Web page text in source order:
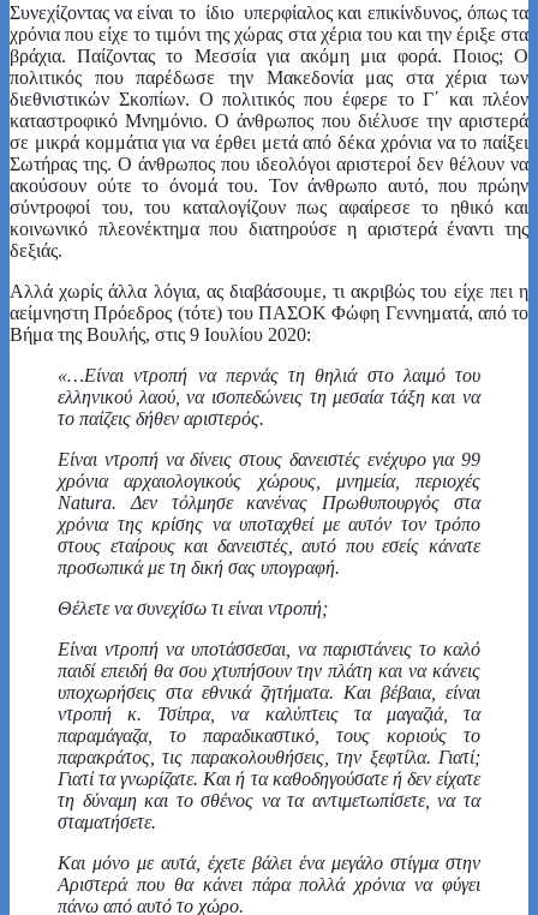
Συνεχίζοντας να είναι το ίδιο υπερφίαλος και επικίνδυνος, όπως τα
χρόνια που είχε το τιμόνι της χώρας στα χέρια του και την έριξε στα
βράχια. Παίζοντας το Μεσσία για ακόμη μια φορά. Ποιος; Ο
πολιτικός που παρέδωσε την Μακεδονία μας στα χέρια των
διεθνιστικών Σκοπίων. Ο πολιτικός που έφερε το Γ΄ και πλέον
καταστροφικό Μνημόνιο. Ο άνθρωπος που διέλυσε την αριστερά
σε μικρά κομμάτια για να έρθει μετά από δέκα χρόνια να το παίξει
Σωτήρας της. Ο άνθρωπος που ιδεολόγοι αριστεροί δεν θέλουν να
ακούσουν ούτε το όνομά του. Τον άνθρωπο αυτό, που πρώην
σύντροφοί του, του καταλογίζουν πως αφαίρεσε το ηθικό και
κοινωνικό πλεονέκτημα που διατηρούσε η αριστερά έναντι της
δεξιάς.
Αλλά χωρίς άλλα λόγια, ας διαβάσουμε, τι ακριβώς του είχε πει η
αείμνηστη Πρόεδρος (τότε) του ΠΑΣΟΚ Φώφη Γεννηματά, από το
Βήμα της Βουλής, στις 9 Ιουλίου 2020:
«…Είναι ντροπή να περνάς τη θηλιά στο λαιμό του
ελληνικού λαού, να ισοπεδώνεις τη μεσαία τάξη και να
το παίζεις δήθεν αριστερός.
Είναι ντροπή να δίνεις στους δανειστές ενέχυρο για 99
χρόνια αρχαιολογικούς χώρους, μνημεία, περιοχές
Natura. Δεν τόλμησε κανένας Πρωθυπουργός στα
χρόνια της κρίσης να υποταχθεί με αυτόν τον τρόπο
στους εταίρους και δανειστές, αυτό που εσείς κάνατε
προσωπικά με τη δική σας υπογραφή.
Θέλετε να συνεχίσω τι είναι ντροπή;
Είναι ντροπή να υποτάσσεσαι, να παριστάνεις το καλό
παιδί επειδή θα σου χτυπήσουν την πλάτη και να κάνεις
υποχωρήσεις στα εθνικά ζητήματα. Και βέβαια, είναι
ντροπή κ. Τσίπρα, να καλύπτεις τα μαγαζιά, τα
παραμάγαζα, το παραδικαστικό, τους κοριούς το
παρακράτος, τις παρακολουθήσεις, την ξεφτίλα. Γιατί;
Γιατί τα γνωρίζατε. Και ή τα καθοδηγούσατε ή δεν είχατε
τη δύναμη και το σθένος να τα αντιμετωπίσετε, να τα
σταματήσετε.
Και μόνο με αυτά, έχετε βάλει ένα μεγάλο στίγμα στην
Αριστερά που θα κάνει πάρα πολλά χρόνια να φύγει
πάνω από αυτό το χώρο.